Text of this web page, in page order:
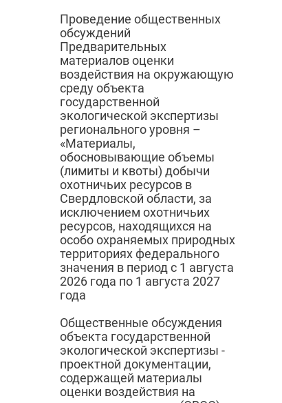
Проведение общественных
обсуждений
Предварительных
материалов оценки
воздействия на окружающую
среду объекта
государственной
экологической экспертизы
регионального уровня –
«Материалы,
обосновывающие объемы
(лимиты и квоты) добычи
охотничьих ресурсов в
Свердловской области, за
исключением охотничьих
ресурсов, находящихся на
особо охраняемых природных
территориях федерального
значения в период с 1 августа
2026 года по 1 августа 2027
года
Общественные обсуждения
объекта государственной
экологической экспертизы -
проектной документации,
содержащей материалы
оценки воздействия на